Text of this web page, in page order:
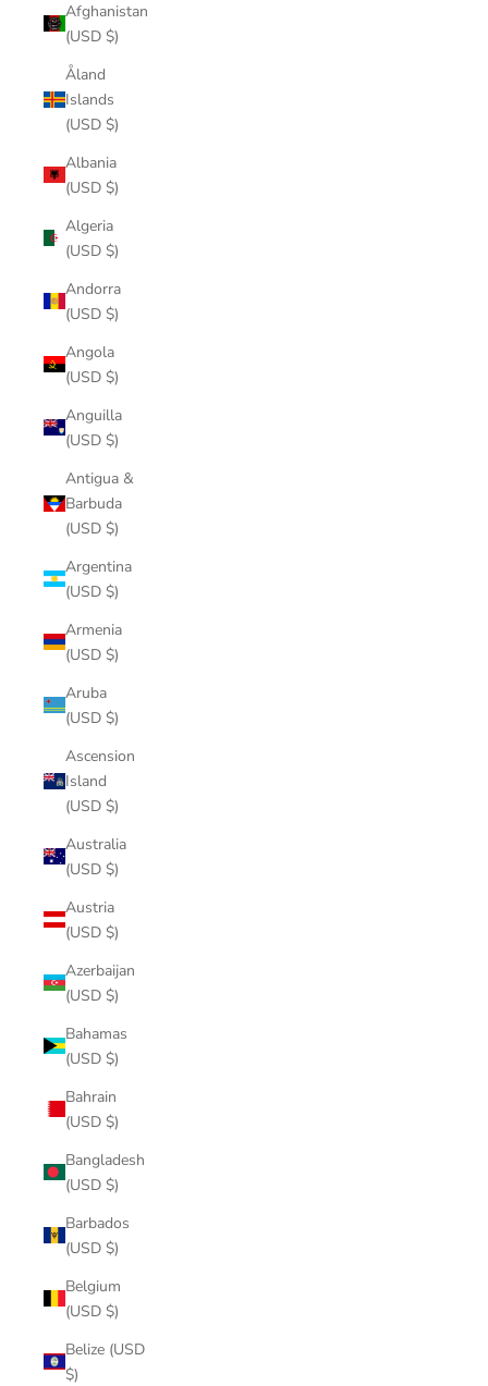
Afghanistan
(USD $)
Åland
Islands
(USD $)
Albania
(USD $)
Algeria
(USD $)
Andorra
(USD $)
Angola
(USD $)
Anguilla
(USD $)
Antigua &
Barbuda
(USD $)
Argentina
(USD $)
Armenia
(USD $)
Aruba
(USD $)
Ascension
Island
(USD $)
Australia
(USD $)
Austria
(USD $)
Azerbaijan
(USD $)
Bahamas
(USD $)
Bahrain
(USD $)
Bangladesh
(USD $)
Barbados
(USD $)
Belgium
(USD $)
Belize (USD
$)